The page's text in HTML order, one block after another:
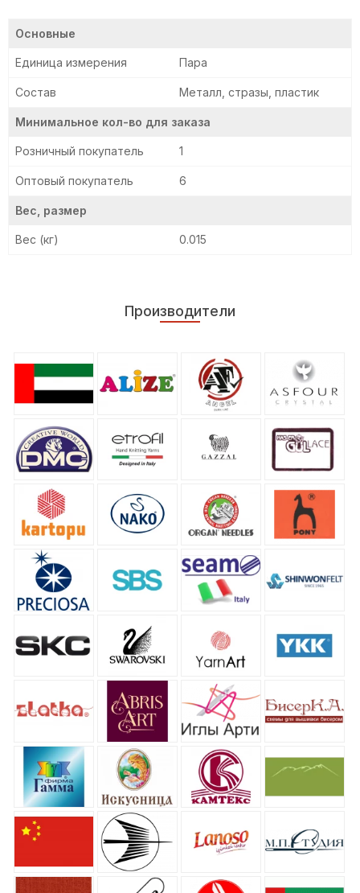
Основные
Единица измерения Пара
Состав Металл, стразы, пластик
Минимальное кол-во для заказа
Розничный покупатель 1
Оптовый покупатель 6
Вес, размер
Вес (кг) 0.015
Производители